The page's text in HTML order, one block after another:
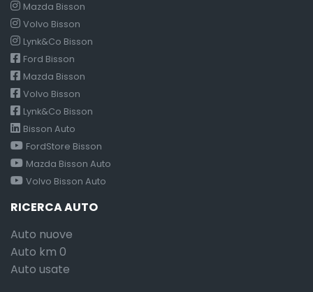
Mazda Bisson
Volvo Bisson
Lynk&Co Bisson
Ford Bisson
Mazda Bisson
Volvo Bisson
Lynk&Co Bisson
Bisson Auto
FordStore Bisson
Mazda Bisson Auto
Volvo Bisson Auto
RICERCA AUTO
Auto nuove
Auto km 0
Auto usate